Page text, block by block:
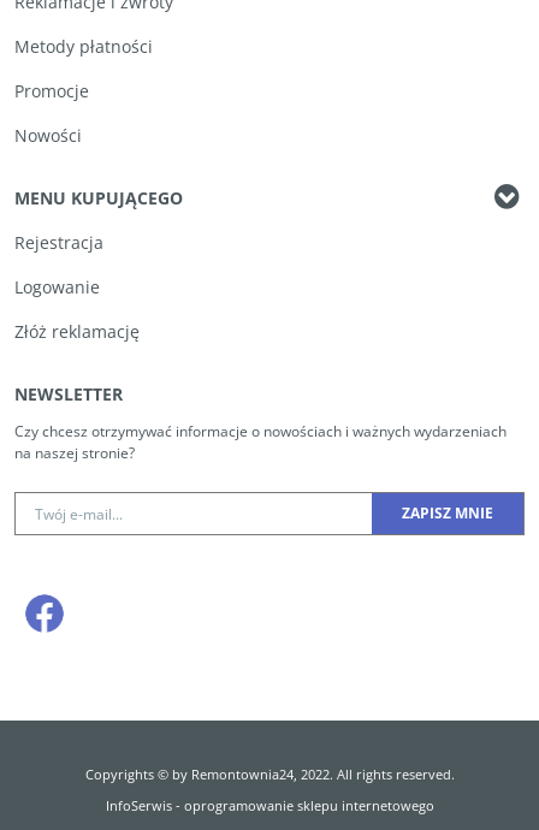
Metody płatności
Promocje
Nowości
MENU KUPUJĄCEGO
Rejestracja
Logowanie
Złóż reklamację
NEWSLETTER
Czy chcesz otrzymywać informacje o nowościach i ważnych wydarzeniach
na naszej stronie?
Copyrights © by Remontownia24, 2022. All rights reserved.
InfoSerwis- oprogramowanie sklepu internetowego